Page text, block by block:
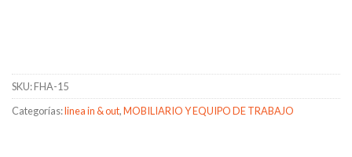
SKU:FHA-15
Categorías:linea in & out,MOBILIARIO Y EQUIPO DE TRABAJO